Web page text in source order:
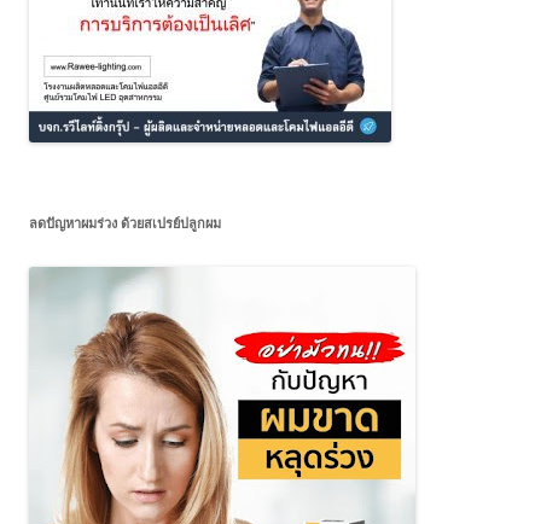
ลดปัญหาผมร่วง ด้วยสเปรย์ปลูกผม